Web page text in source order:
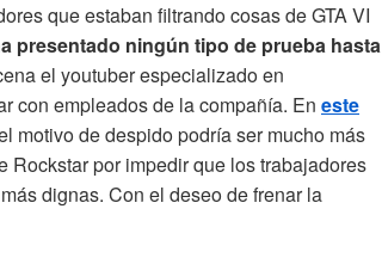
que estaban filtrando cosas de GTA VI
presentado ningún tipo de prueba hasta
el youtuber especializado en
con empleados de la compañía. En este
motivo de despido podría ser mucho más
Rockstar por impedir que los trabajadores
dignas. Con el deseo de frenar la